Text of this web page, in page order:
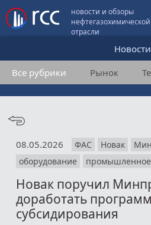
новости и обзоры
нефтегазохимической
отрасли
Новости
Аналитика и
Пользовательское
Медиакит
Все рубрики Рынок
08.05.2026 ФАС Новак
оборудование
промышленное
Новак поручил
доработать
субсидирования